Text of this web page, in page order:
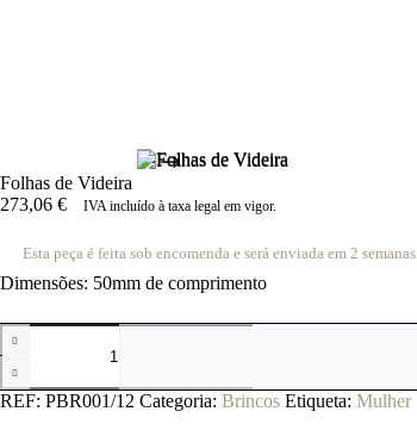
Folhas de Videira
273,06 € IVA incluído à taxa legal em vigor.
Esta peça é feita sob encomenda e será enviada em 2 semanas.
Dimensões: 50mm de comprimento
Quantidade
de
Folhas
de
Videira
REF: PBR001/12 Categoria: Brincos Etiqueta: Mulher